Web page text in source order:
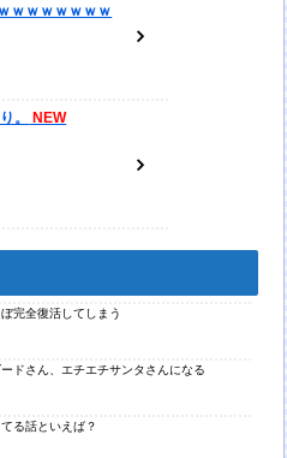
ｗｗｗｗｗｗｗ
。
完全復活してしまう
ドさん、エチエチサンタさんになる
る話といえば？